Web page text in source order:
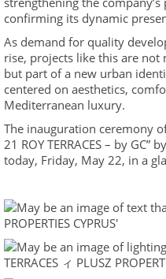
confirming its dynamic
As demand for quality
rise, projects like this are
but part of a new urban
centered on aesthetics,
Mediterranean luxury.
The inauguration ceremony
21 ROY TERRACES – by
today, Friday, May 22, in a